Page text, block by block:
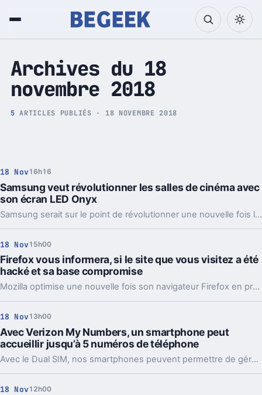
Tech et Pop culture
Archives du 18
novembre 2018
5 ARTICLES PUBLIÉS · 18 NOVEMBRE 2018
18 Nov16h16
Samsung veut révolutionner les salles de cinéma avec
son écran LED Onyx
Samsung serait sur le point de révolutionner une nouvelle fois l'univers des écrans, mais dans un domaine très éloigné des téléviseurs ou des smartphones... il s'agit des salles de cinéma. La marque veut démocratiser son écran LED Onyx dans le monde.
18 Nov15h00
Firefox vous informera, si le site que vous visitez a été
hacké et sa base compromise
Mozilla optimise une nouvelle fois son navigateur Firefox en proposant une fonctionnalité inédite. Celle-ci a pour but de lutter au mieux à l’encontre du piratage, en détectant au mieux les caractéristiques des sites visités.
18 Nov13h00
Avec Verizon My Numbers, un smartphone peut
accueillir jusqu’à 5 numéros de téléphone
Avec le Dual SIM, nos smartphones peuvent permettre de gérer deux numéros de téléphone sur un même appareil. L'opérateur américain Verizon a décidé d'aller plus loin avec My Numbers.
18 Nov12h00